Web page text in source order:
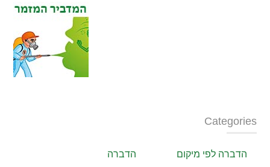
Categories
הדברה
הדברה לפי מיקום